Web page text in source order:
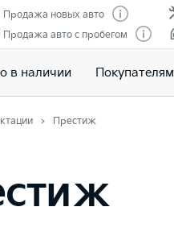
Продажа новых авто
Продажа авто с пробегом
в наличии Покупателям
Престиж